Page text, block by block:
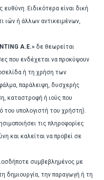
ευθύνη. Ειδικότερα είναι δική
ιών ή άλλων αντικειμένων,
A.E.» δε θεωρείται
που ενδέχεται να προκύψουν
ή τη χρήση των
παράλειψη, δυσχερής
καταστροφή ή ιούς που
του υπολογιστή του χρήστη).
τις πληροφορίες
και καλείται να προβεί σε
συμβεβλημένος με
δημιουργία, την παραγωγή ή τη